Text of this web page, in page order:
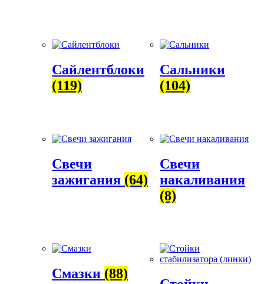
Сайлентблоки
(119)
Сальники
(104)
Свечи
зажигания (64)
Свечи
накаливания
(8)
Смазки (88)